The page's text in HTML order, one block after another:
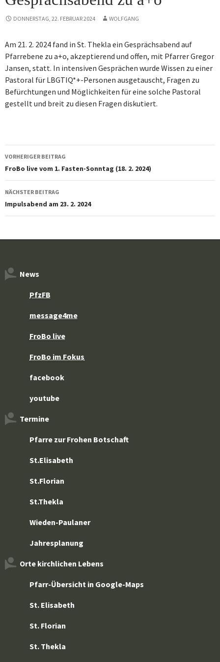
DONNERSTAG, 22. FEBRUAR 2024 WOLFGANG
Am 21. 2. 2024 fand in St. Thekla ein Gesprächsabend auf
Pfarrebene zu a+o, akzeptierend und offen, mit Pfarrer Gregor
Jansen, statt. In intensiven Gesprächen wurde Wissen zu einer
Pastoral für LBGTIQ*+-Personen ausgetauscht, Fragen zu
Befürchtungen und Möglichkeiten für eine solche Pastoral
gestellt und breit zu diesen Fragen diskutiert.
Beitragsnavigation
VORHERIGER BEITRAG
FroBo live vom 1. Fasten-Sonntag (18. 2. 2024)
NÄCHSTER BEITRAG
Impulsabend am 23. 2. 2024
News
PfzFB
message4me
FroBo live
FroBo im Fokus
facebook
youtube
Termine
Pfarre zur Frohen Botschaft
St.Elisabeth
St.Florian
St.Thekla
Wieden-Paulaner
Jahresplanung
Orte kirchlichen Lebens
Pfarr-Übersicht in Google-Maps
St. Elisabeth
St. Florian
St. Thekla